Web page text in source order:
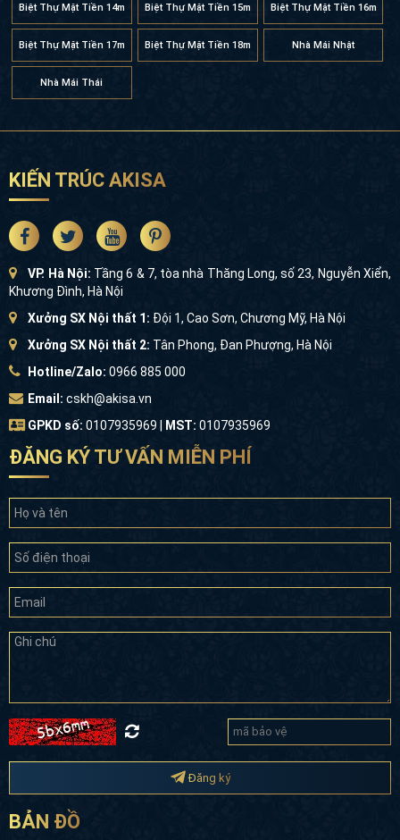
Biệt Thự Mặt Tiền 14m Biệt Thự Mặt Tiền 15m Biệt Thự Mặt Tiền 16m
Biệt Thự Mặt Tiền 17m Biệt Thự Mặt Tiền 18m Nhà Mái Nhật
Nhà Mái Thái
KIẾN TRÚC AKISA
VP. Hà Nội: Tầng 6 & 7, tòa nhà Thăng Long, số 23, Nguyễn Xiển,
Khương Đình, Hà Nội
Xưởng SX Nội thất 1: Đội 1, Cao Sơn, Chương Mỹ, Hà Nội
Xưởng SX Nội thất 2: Tân Phong, Đan Phượng, Hà Nội
Hotline/Zalo: 0966 885 000
Email: cskh@akisa.vn
GPKD số: 0107935969 | MST: 0107935969
ĐĂNG KÝ TƯ VẤN MIỄN PHÍ
Đăng ký
BẢN ĐỒ